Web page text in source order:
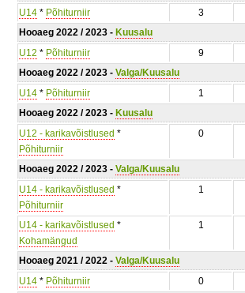
U14 * Põhiturniir 3
Hooaeg 2022 / 2023 - Kuusalu
U12 * Põhiturniir 9
Hooaeg 2022 / 2023 - Valga/Kuusalu
U14 * Põhiturniir 1
Hooaeg 2022 / 2023 - Kuusalu
U12 - karikavõistlused *
Põhiturniir
0
Hooaeg 2022 / 2023 - Valga/Kuusalu
U14 - karikavõistlused *
Põhiturniir
1
U14 - karikavõistlused *
Kohamängud
1
Hooaeg 2021 / 2022 - Valga/Kuusalu
U14 * Põhiturniir 0